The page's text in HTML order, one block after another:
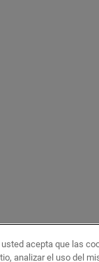
acepta que las
analizar el uso del